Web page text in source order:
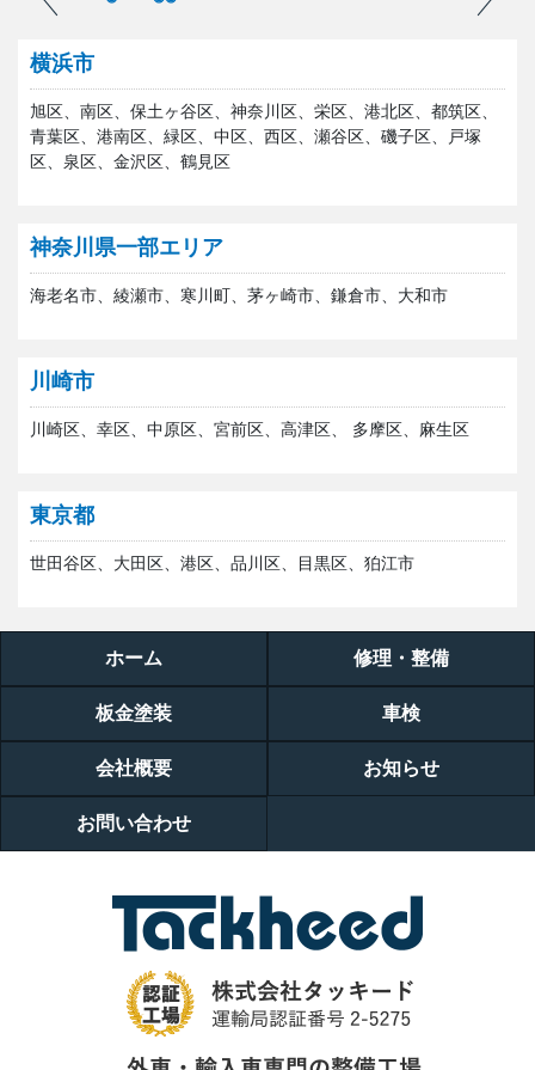
横浜市
旭区、南区、保土ヶ谷区、神奈川区、栄区、港北区、都筑区、
青葉区、港南区、緑区、中区、西区、瀬谷区、磯子区、戸塚
区、泉区、金沢区、鶴見区
神奈川県一部エリア
海老名市、綾瀬市、寒川町、茅ヶ崎市、鎌倉市、大和市
川崎市
川崎区、幸区、中原区、宮前区、高津区、 多摩区、麻生区
東京都
世田谷区、大田区、港区、品川区、目黒区、狛江市
ホーム 修理・整備
板金塗装 車検
会社概要 お知らせ
お問い合わせ